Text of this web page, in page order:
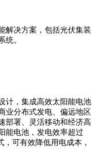
解决方案，包括光伏集装
统。
计，集成高效太阳能电池
业分布式发电、偏远地区
部署、灵活移动和经济高
能电池，发电效率超过
可有效降低用电成本，